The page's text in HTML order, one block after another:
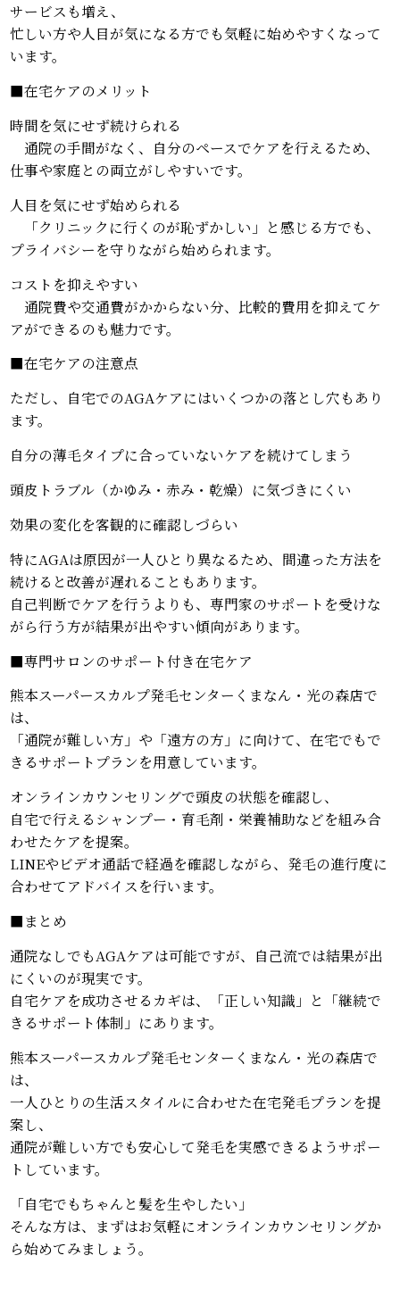
サービスも増え、
忙しい方や人目が気になる方でも気軽に始めやすくなって
います。
■在宅ケアのメリット
時間を気にせず続けられる
通院の手間がなく、自分のペースでケアを行えるため、
仕事や家庭との両立がしやすいです。
人目を気にせず始められる
「クリニックに行くのが恥ずかしい」と感じる方でも、
プライバシーを守りながら始められます。
コストを抑えやすい
通院費や交通費がかからない分、比較的費用を抑えてケ
アができるのも魅力です。
■在宅ケアの注意点
ただし、自宅でのAGAケアにはいくつかの落とし穴もあり
ます。
自分の薄毛タイプに合っていないケアを続けてしまう
頭皮トラブル（かゆみ・赤み・乾燥）に気づきにくい
効果の変化を客観的に確認しづらい
特にAGAは原因が一人ひとり異なるため、間違った方法を
続けると改善が遅れることもあります。
自己判断でケアを行うよりも、専門家のサポートを受けな
がら行う方が結果が出やすい傾向があります。
■専門サロンのサポート付き在宅ケア
熊本スーパースカルプ発毛センターくまなん・光の森店で
は、
「通院が難しい方」や「遠方の方」に向けて、在宅でもで
きるサポートプランを用意しています。
オンラインカウンセリングで頭皮の状態を確認し、
自宅で行えるシャンプー・育毛剤・栄養補助などを組み合
わせたケアを提案。
LINEやビデオ通話で経過を確認しながら、発毛の進行度に
合わせてアドバイスを行います。
■まとめ
通院なしでもAGAケアは可能ですが、自己流では結果が出
にくいのが現実です。
自宅ケアを成功させるカギは、「正しい知識」と「継続で
きるサポート体制」にあります。
熊本スーパースカルプ発毛センターくまなん・光の森店で
は、
一人ひとりの生活スタイルに合わせた在宅発毛プランを提
案し、
通院が難しい方でも安心して発毛を実感できるようサポー
トしています。
「自宅でもちゃんと髪を生やしたい」――
そんな方は、まずはお気軽にオンラインカウンセリングか
ら始めてみましょう。